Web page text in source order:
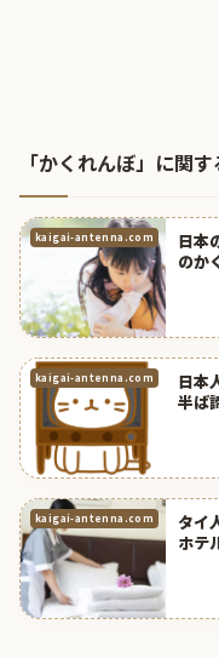
「かくれんぼ」に関
kaigai-antenna.com
日本
のか
kaigai-antenna.com
日本
半ば
kaigai-antenna.com
タイ
ホテ